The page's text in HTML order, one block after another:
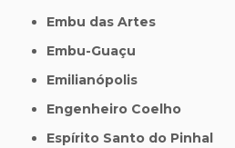
Embu das Artes
Embu-Guaçu
Emilianópolis
Engenheiro Coelho
Espírito Santo do Pinhal